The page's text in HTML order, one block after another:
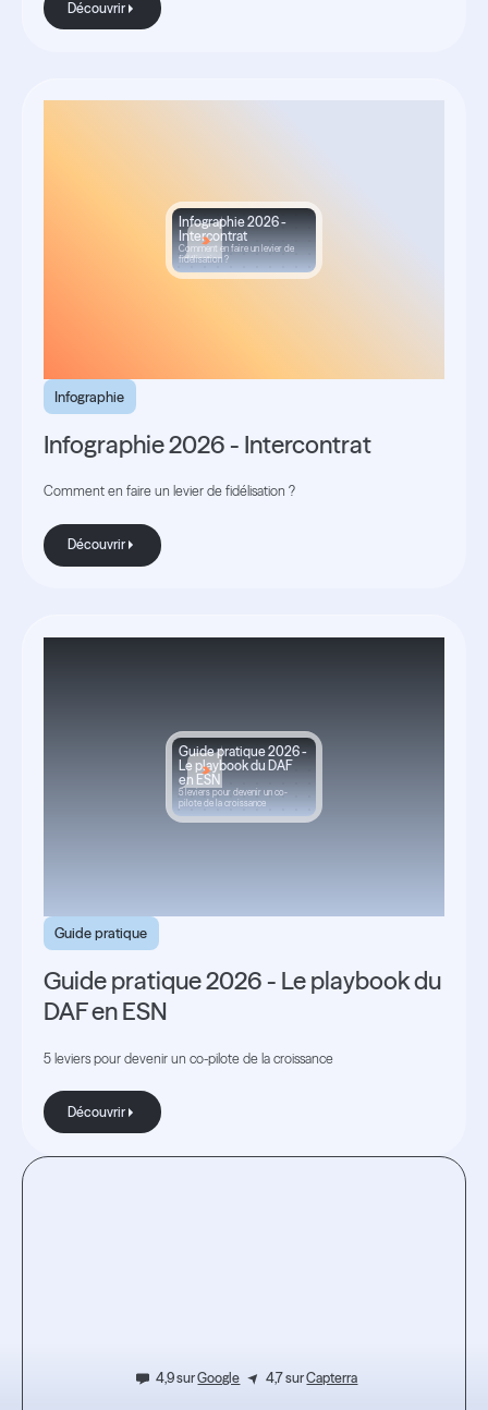
Découvrir
Infographie 2026 -
Intercontrat
Comment en faire un levier de
fidélisation ?
Infographie
Infographie 2026 - Intercontrat
Comment en faire un levier de fidélisation ?
Découvrir
Découvrir
Guide pratique 2026 -
Le playbook du DAF
en ESN
5 leviers pour devenir un co-
pilote de la croissance
Guide pratique
Guide pratique 2026 - Le playbook du
DAF en ESN
5 leviers pour devenir un co-pilote de la croissance
Découvrir
Découvrir
4,9 surGoogle 4,7 surCapterra